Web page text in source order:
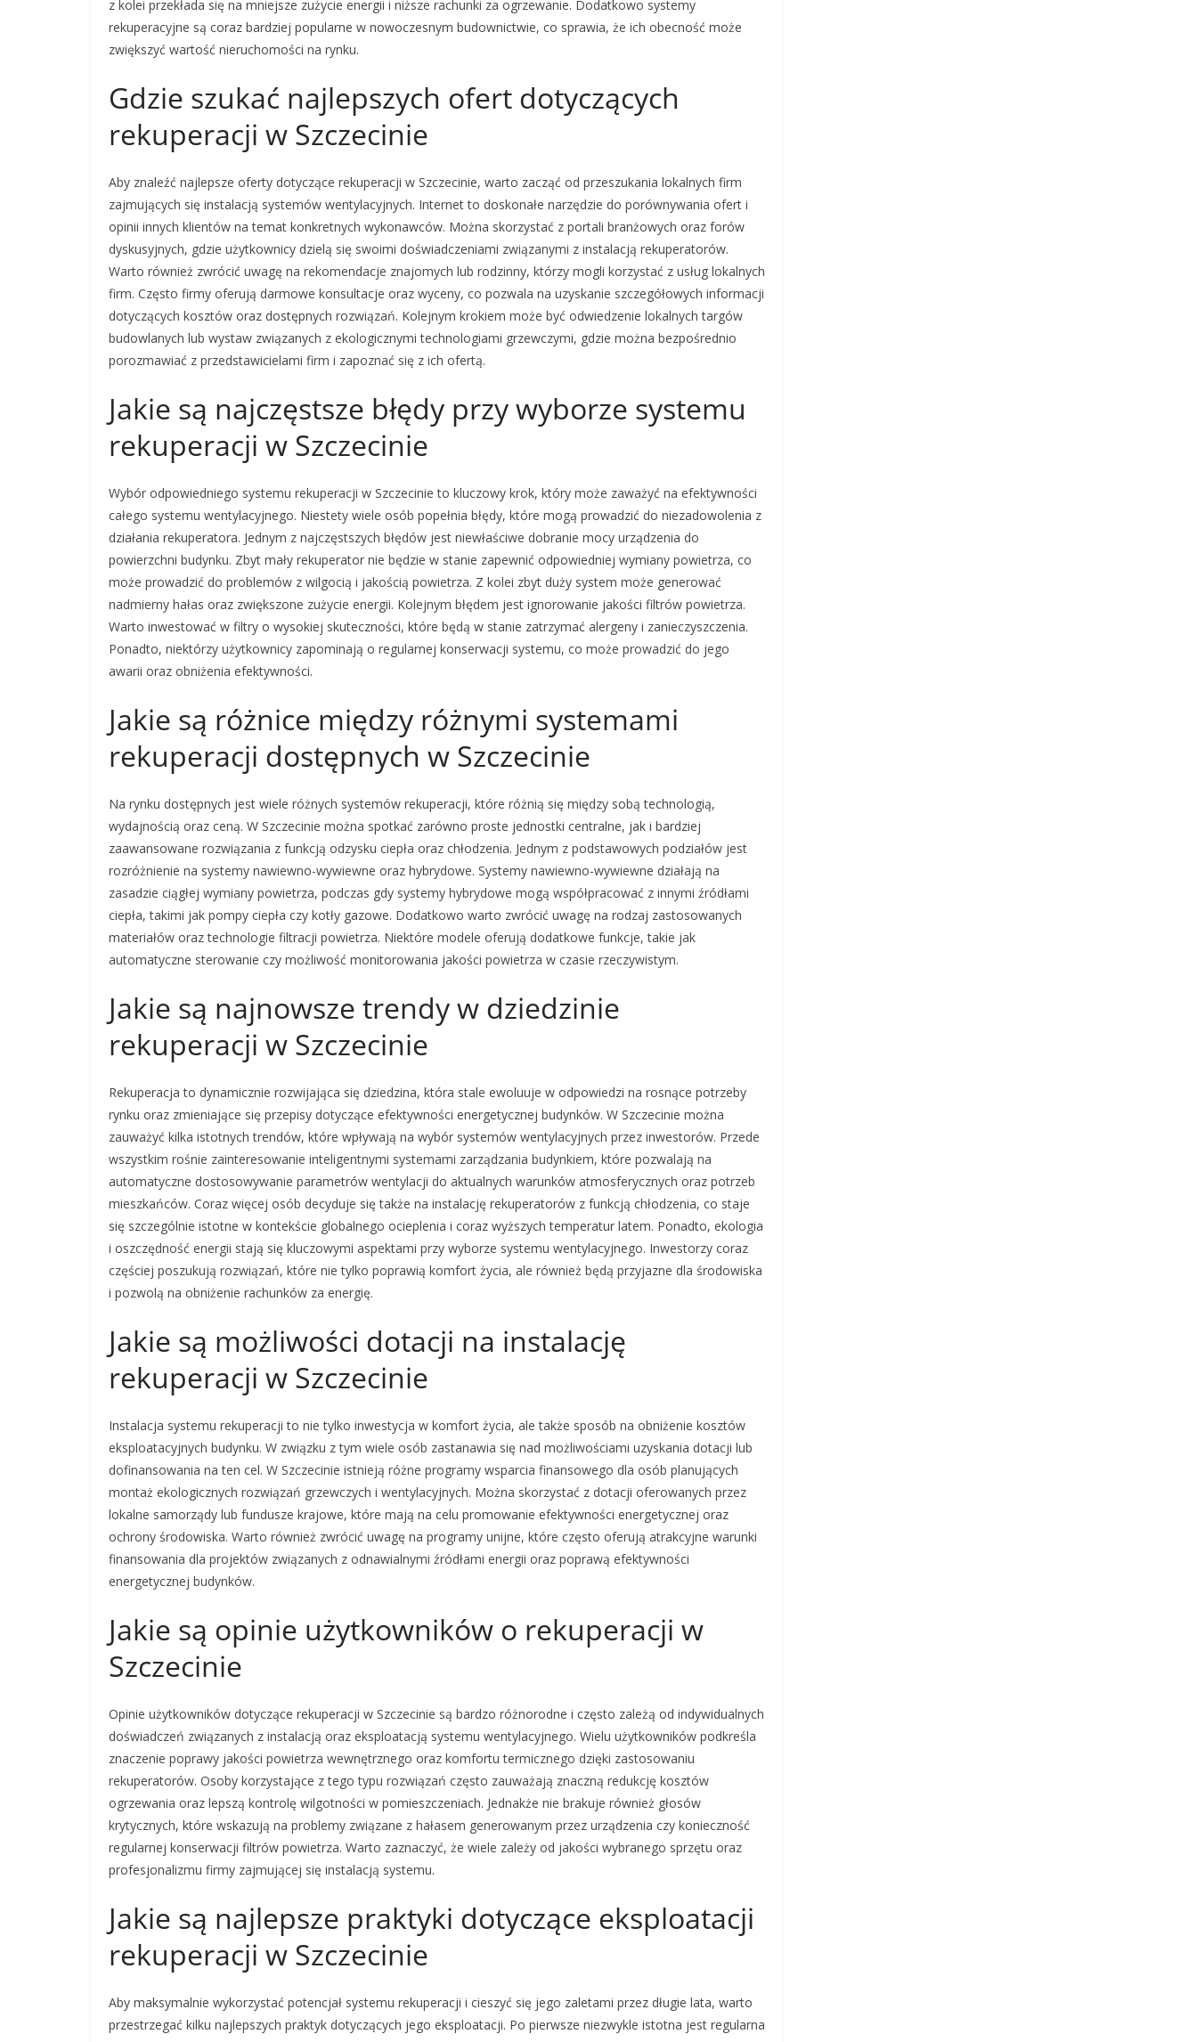
z kolei przekłada się na mniejsze zużycie energii i niższe rachunki za ogrzewanie. Dodatkowo systemy
rekuperacyjne są coraz bardziej popularne w nowoczesnym budownictwie, co sprawia, że ich obecność może
zwiększyć wartość nieruchomości na rynku.
Gdzie szukać najlepszych ofert dotyczących
rekuperacji w Szczecinie
Aby znaleźć najlepsze oferty dotyczące rekuperacji w Szczecinie, warto zacząć od przeszukania lokalnych firm
zajmujących się instalacją systemów wentylacyjnych. Internet to doskonałe narzędzie do porównywania ofert i
opinii innych klientów na temat konkretnych wykonawców. Można skorzystać z portali branżowych oraz forów
dyskusyjnych, gdzie użytkownicy dzielą się swoimi doświadczeniami związanymi z instalacją rekuperatorów.
Warto również zwrócić uwagę na rekomendacje znajomych lub rodzinny, którzy mogli korzystać z usług lokalnych
firm. Często firmy oferują darmowe konsultacje oraz wyceny, co pozwala na uzyskanie szczegółowych informacji
dotyczących kosztów oraz dostępnych rozwiązań. Kolejnym krokiem może być odwiedzenie lokalnych targów
budowlanych lub wystaw związanych z ekologicznymi technologiami grzewczymi, gdzie można bezpośrednio
porozmawiać z przedstawicielami firm i zapoznać się z ich ofertą.
Jakie są najczęstsze błędy przy wyborze systemu
rekuperacji w Szczecinie
Wybór odpowiedniego systemu rekuperacji w Szczecinie to kluczowy krok, który może zaważyć na efektywności
całego systemu wentylacyjnego. Niestety wiele osób popełnia błędy, które mogą prowadzić do niezadowolenia z
działania rekuperatora. Jednym z najczęstszych błędów jest niewłaściwe dobranie mocy urządzenia do
powierzchni budynku. Zbyt mały rekuperator nie będzie w stanie zapewnić odpowiedniej wymiany powietrza, co
może prowadzić do problemów z wilgocią i jakością powietrza. Z kolei zbyt duży system może generować
nadmierny hałas oraz zwiększone zużycie energii. Kolejnym błędem jest ignorowanie jakości filtrów powietrza.
Warto inwestować w filtry o wysokiej skuteczności, które będą w stanie zatrzymać alergeny i zanieczyszczenia.
Ponadto, niektórzy użytkownicy zapominają o regularnej konserwacji systemu, co może prowadzić do jego
awarii oraz obniżenia efektywności.
Jakie są różnice między różnymi systemami
rekuperacji dostępnych w Szczecinie
Na rynku dostępnych jest wiele różnych systemów rekuperacji, które różnią się między sobą technologią,
wydajnością oraz ceną. W Szczecinie można spotkać zarówno proste jednostki centralne, jak i bardziej
zaawansowane rozwiązania z funkcją odzysku ciepła oraz chłodzenia. Jednym z podstawowych podziałów jest
rozróżnienie na systemy nawiewno-wywiewne oraz hybrydowe. Systemy nawiewno-wywiewne działają na
zasadzie ciągłej wymiany powietrza, podczas gdy systemy hybrydowe mogą współpracować z innymi źródłami
ciepła, takimi jak pompy ciepła czy kotły gazowe. Dodatkowo warto zwrócić uwagę na rodzaj zastosowanych
materiałów oraz technologie filtracji powietrza. Niektóre modele oferują dodatkowe funkcje, takie jak
automatyczne sterowanie czy możliwość monitorowania jakości powietrza w czasie rzeczywistym.
Jakie są najnowsze trendy w dziedzinie
rekuperacji w Szczecinie
Rekuperacja to dynamicznie rozwijająca się dziedzina, która stale ewoluuje w odpowiedzi na rosnące potrzeby
rynku oraz zmieniające się przepisy dotyczące efektywności energetycznej budynków. W Szczecinie można
zauważyć kilka istotnych trendów, które wpływają na wybór systemów wentylacyjnych przez inwestorów. Przede
wszystkim rośnie zainteresowanie inteligentnymi systemami zarządzania budynkiem, które pozwalają na
automatyczne dostosowywanie parametrów wentylacji do aktualnych warunków atmosferycznych oraz potrzeb
mieszkańców. Coraz więcej osób decyduje się także na instalację rekuperatorów z funkcją chłodzenia, co staje
się szczególnie istotne w kontekście globalnego ocieplenia i coraz wyższych temperatur latem. Ponadto, ekologia
i oszczędność energii stają się kluczowymi aspektami przy wyborze systemu wentylacyjnego. Inwestorzy coraz
częściej poszukują rozwiązań, które nie tylko poprawią komfort życia, ale również będą przyjazne dla środowiska
i pozwolą na obniżenie rachunków za energię.
Jakie są możliwości dotacji na instalację
rekuperacji w Szczecinie
Instalacja systemu rekuperacji to nie tylko inwestycja w komfort życia, ale także sposób na obniżenie kosztów
eksploatacyjnych budynku. W związku z tym wiele osób zastanawia się nad możliwościami uzyskania dotacji lub
dofinansowania na ten cel. W Szczecinie istnieją różne programy wsparcia finansowego dla osób planujących
montaż ekologicznych rozwiązań grzewczych i wentylacyjnych. Można skorzystać z dotacji oferowanych przez
lokalne samorządy lub fundusze krajowe, które mają na celu promowanie efektywności energetycznej oraz
ochrony środowiska. Warto również zwrócić uwagę na programy unijne, które często oferują atrakcyjne warunki
finansowania dla projektów związanych z odnawialnymi źródłami energii oraz poprawą efektywności
energetycznej budynków.
Jakie są opinie użytkowników o rekuperacji w
Szczecinie
Opinie użytkowników dotyczące rekuperacji w Szczecinie są bardzo różnorodne i często zależą od indywidualnych
doświadczeń związanych z instalacją oraz eksploatacją systemu wentylacyjnego. Wielu użytkowników podkreśla
znaczenie poprawy jakości powietrza wewnętrznego oraz komfortu termicznego dzięki zastosowaniu
rekuperatorów. Osoby korzystające z tego typu rozwiązań często zauważają znaczną redukcję kosztów
ogrzewania oraz lepszą kontrolę wilgotności w pomieszczeniach. Jednakże nie brakuje również głosów
krytycznych, które wskazują na problemy związane z hałasem generowanym przez urządzenia czy konieczność
regularnej konserwacji filtrów powietrza. Warto zaznaczyć, że wiele zależy od jakości wybranego sprzętu oraz
profesjonalizmu firmy zajmującej się instalacją systemu.
Jakie są najlepsze praktyki dotyczące eksploatacji
rekuperacji w Szczecinie
Aby maksymalnie wykorzystać potencjał systemu rekuperacji i cieszyć się jego zaletami przez długie lata, warto
przestrzegać kilku najlepszych praktyk dotyczących jego eksploatacji. Po pierwsze niezwykle istotna jest regularna